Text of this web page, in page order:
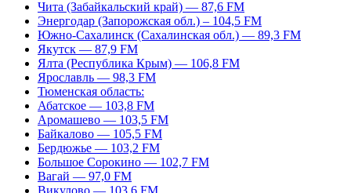
Чита (Забайкальский край) — 87,6 FM
Энергодар (Запорожская обл.) – 104,5 FM
Южно-Сахалинск (Сахалинская обл.) — 89,3 FM
Якутск — 87,9 FM
Ялта (Республика Крым) — 106,8 FM
Ярославль — 98,3 FM
Тюменская область:
Абатское — 103,8 FM
Аромашево — 103,5 FM
Байкалово — 105,5 FM
Бердюжье — 103,2 FM
Большое Сорокино — 102,7 FM
Вагай — 97,0 FM
Викулово — 103,6 FM